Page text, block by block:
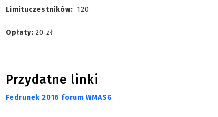
Limituczestników: 120
Opłaty: 20 zł
Przydatne linki
Fedrunek 2016 forum WMASG